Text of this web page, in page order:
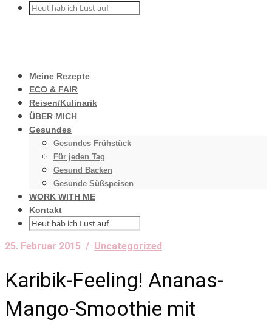
Meine Rezepte
ECO & FAIR
Reisen/Kulinarik
ÜBER MICH
Gesundes
Gesundes Frühstück
Für jeden Tag
Gesund Backen
Gesunde Süßspeisen
WORK WITH ME
Kontakt
25. Februar 2015 / Uncategorized
Karibik-Feeling! Ananas-
Mango-Smoothie mit